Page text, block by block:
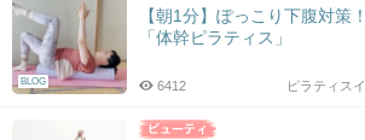
BLOG
【朝1分】ぽっこり下腹対策
「体幹ピラティス」
ピラティス
6412